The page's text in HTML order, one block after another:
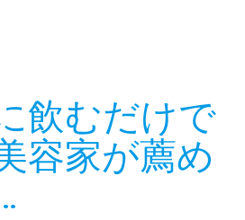
飲むだけで
容家が薦め